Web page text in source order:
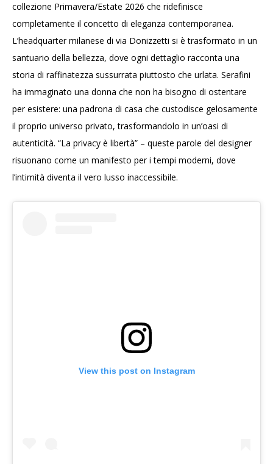
collezione Primavera/Estate 2026 che ridefinisce
completamente il concetto di eleganza contemporanea.
L’headquarter milanese di via Donizzetti si è trasformato in un
santuario della bellezza, dove ogni dettaglio racconta una
storia di raffinatezza sussurrata piuttosto che urlata. Serafini
ha immaginato una donna che non ha bisogno di ostentare
per esistere: una padrona di casa che custodisce gelosamente
il proprio universo privato, trasformandolo in un’oasi di
autenticità. “La privacy è libertà” – queste parole del designer
risuonano come un manifesto per i tempi moderni, dove
l’intimità diventa il vero lusso inaccessibile.
View this post on Instagram